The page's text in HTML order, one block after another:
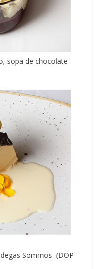
sopa de chocolate
Sommos (DOP